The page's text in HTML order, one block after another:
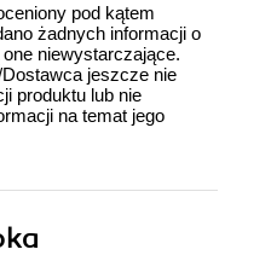
pod kątem
żadnych informacji o
one niewystarczające.
jeszcze nie
produktu lub nie
na temat jego